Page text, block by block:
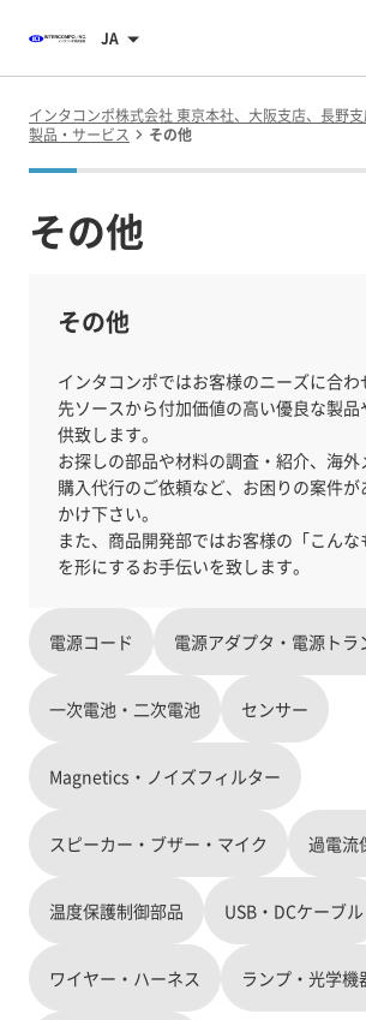
JA
インタコンポ株式会社 東京本社、大阪支店、長野
製品・サービス
その他
その他
その他
インタコンポではお客様のニーズに合わ
先ソースから付加価値の高い優良な製品
供致します。
お探しの部品や材料の調査・紹介、海外
購入代行のご依頼など、お困りの案件が
かけ下さい。
また、商品開発部ではお客様の「こんな
電源コード 電源アダプタ・電源トラ
一次電池・二次電池 センサー
Magnetics・ノイズフィルター
スピーカー・ブザー・マイク 過電流
温度保護制御部品 USB・DCケーブル
ワイヤー・ハーネス ランプ・光学機